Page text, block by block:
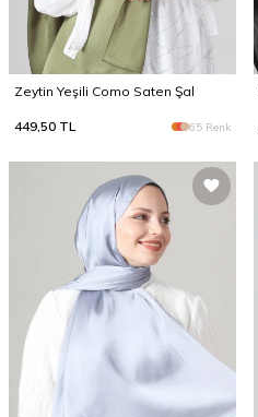
Zeytin Yeşili Como Saten Şal
449,50 TL 65 Renk